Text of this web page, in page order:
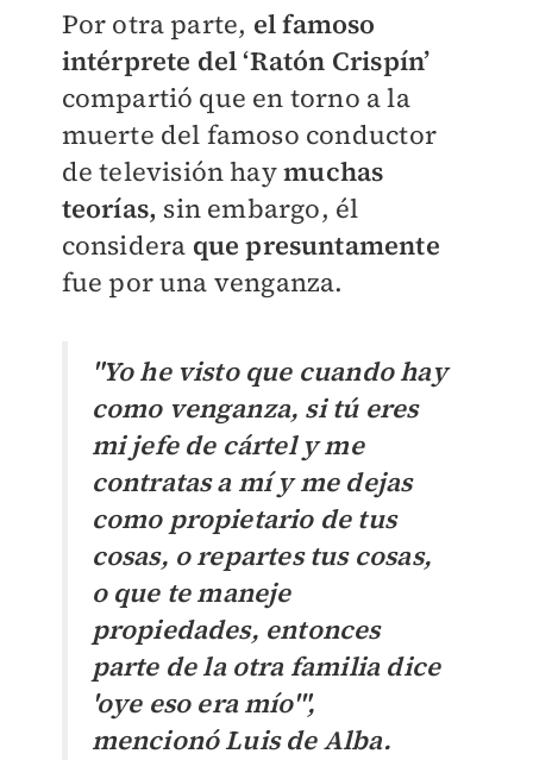
Por otra parte, el famoso
intérprete del ‘Ratón Crispín’
compartió que en torno a la
muerte del famoso conductor
de televisión haymuchas
teorías, sin embargo, él
considera que presuntamente
fue por una venganza.
"Yo he visto que cuando hay
como venganza, si tú eres
mi jefe de cártel y me
contratas a mí y me dejas
como propietario de tus
cosas, o repartes tus cosas,
o que te maneje
propiedades, entonces
parte de la otra familia dice
'oye eso era mío'",
mencionó Luis de Alba.